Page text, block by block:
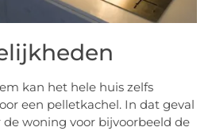
kan het hele huis zelfs
een pelletkachel. In dat geval
woning voor bijvoorbeeld de